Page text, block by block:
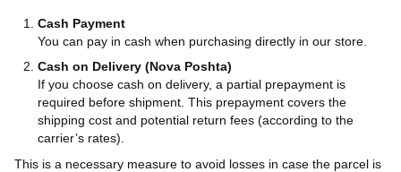
Cash Payment
You can pay in cash when purchasing directly in our store.
Cash on Delivery (Nova Poshta)
If you choose cash on delivery, a partial prepayment is
required before shipment. This prepayment covers the
shipping cost and potential return fees (according to the
carrier’s rates).
This is a necessary measure to avoid losses in case the parcel is